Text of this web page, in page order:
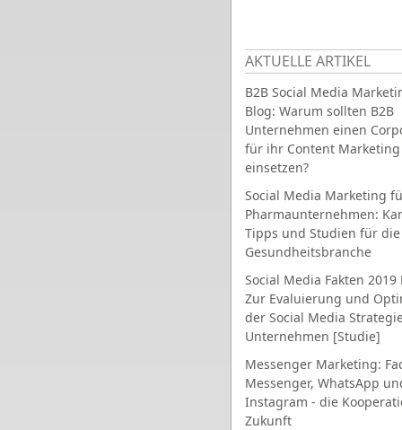
AKTUELLE ARTIKEL
B2B Social Media
Blog: Warum sollten B2B
Unternehmen einen
für ihr Content Marketing
einsetzen?
Social Media Marketing
Pharmaunternehmen:
Tipps und Studien für die
Gesundheitsbranche
Social Media Fakten 2019
Zur Evaluierung und
der Social Media
Unternehmen [Studie]
Messenger Marketing:
Messenger, WhatsApp
Instagram - die
Zukunft